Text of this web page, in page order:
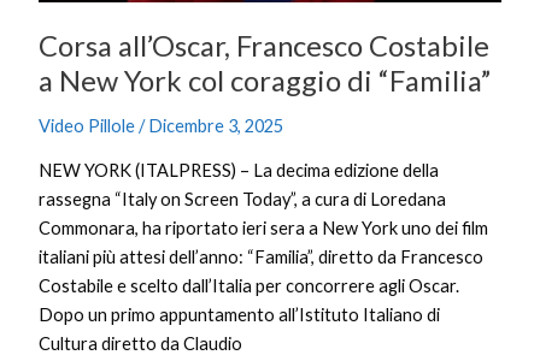
Corsa all’Oscar, Francesco Costabile
a New York col coraggio di “Familia”
Video Pillole/Dicembre 3, 2025
NEW YORK (ITALPRESS) – La decima edizione della
rassegna “Italy on Screen Today”, a cura di Loredana
Commonara, ha riportato ieri sera a New York uno dei film
italiani più attesi dell’anno: “Familia”, diretto da Francesco
Costabile e scelto dall’Italia per concorrere agli Oscar.
Dopo un primo appuntamento all’Istituto Italiano di
Cultura diretto da Claudio
“Familia”